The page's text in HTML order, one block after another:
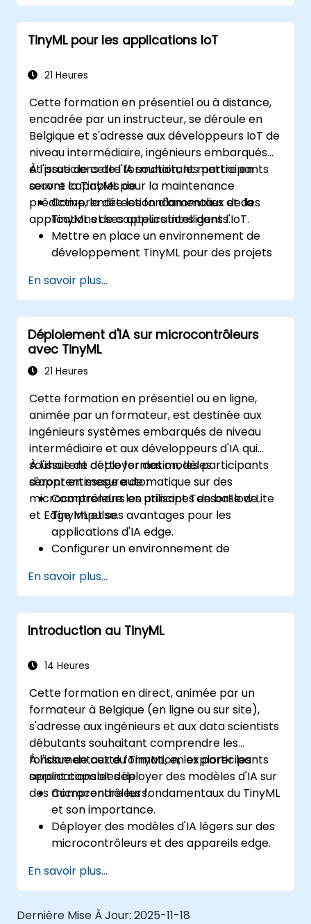
TinyML pour les applications IoT
21 Heures
Cette formation en présentiel ou à distance,
encadrée par un instructeur, se déroule en
Belgique et s'adresse aux développeurs IoT de
niveau intermédiaire, ingénieurs embarqués
et praticiens de l'IA souhaitant mettre en
œuvre la TinyML pour la maintenance
prédictive, la détection d'anomalies et des
applications de capteurs intelligents.
À l'issue de cette formation, les participants
seront capables de :
Comprendre les fondamentaux de la
TinyML et ses applications dans l'IoT.
Mettre en place un environnement de
développement TinyML pour des projets
Développer et déployer des modèles
d'apprentissage automatique sur des
microcontrôleurs basse consommation.
Implémenter la maintenance prédictive
et la détection d'anomalies à l'aide de la
TinyML.
utilisation efficace de l'énergie et de la
mémoire.
En savoir plus...
Déploiement d'IA sur microcontrôleurs
avec TinyML
21 Heures
Cette formation en présentiel ou en ligne,
animée par un formateur, est destinée aux
ingénieurs systèmes embarqués de niveau
intermédiaire et aux développeurs d'IA qui
souhaitent déployer des modèles
d'apprentissage automatique sur des
microcontrôleurs en utilisant TensorFlow Lite
et Edge Impulse.
À l'issue de cette formation, les participants
seront en mesure de :
Comprendre les principes de base de
TinyML et ses avantages pour les
applications d'IA edge.
Configurer un environnement de
Entraîner, optimiser et déployer des
modèles d'IA sur des microcontrôleurs à
faible consommation.
Utiliser TensorFlow Lite et Edge Impulse
TinyML réelles.
l'efficacité énergétique et les contraintes
de mémoire.
En savoir plus...
Introduction au TinyML
14 Heures
Cette formation en direct, animée par un
formateur à Belgique (en ligne ou sur site),
s'adresse aux ingénieurs et aux data scientists
débutants souhaitant comprendre les
fondamentaux du TinyML, en explorer les
applications et déployer des modèles d'IA sur
des microcontrôleurs.
À l'issue de cette formation, les participants
seront capables de :
Comprendre les fondamentaux du TinyML
et son importance.
Déployer des modèles d'IA légers sur des
microcontrôleurs et des appareils edge.
d'apprentissage automatique pour une
consommation d'énergie réduite.
Appliquer le TinyML à des cas d'utilisation
En savoir plus...
Dernière Mise À Jour: 2025-11-18